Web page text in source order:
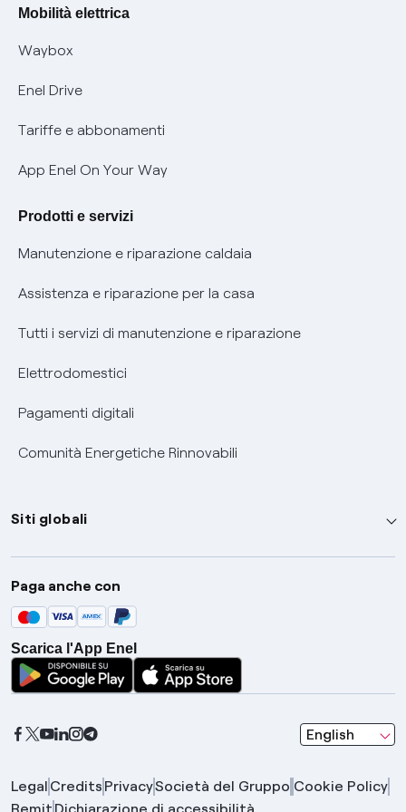
Offerte Placet non vulnerabili
Offerta Tutela Vulnerabilità Gas
Mobilità Elettrica
Phishing e truffe online
Verifica chi ti ha chiamato
Informativa RAEE
Mobilità elettrica
Waybox
Enel Drive
Tariffe e abbonamenti
App Enel On Your Way
Prodotti e servizi
Manutenzione e riparazione caldaia
Assistenza e riparazione per la casa
Tutti i servizi di manutenzione e riparazione
Elettrodomestici
Pagamenti digitali
Comunità Energetiche Rinnovabili
Siti globali
Enel Group
Enel Green Power
Global Trading
Global Procurement
Gridspertise
Paga anche con
Scarica l'App Enel
English
seleziona una
Legal Credits PrivacySocietà del Gruppo Cookie Policy